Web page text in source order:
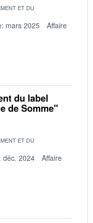
ET DU
mars 2025
Affaire
du label
de Somme"
ET DU
déc. 2024
Affaire